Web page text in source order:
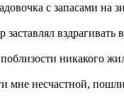
с запасами
вздрагивать
никакого
несчастной,